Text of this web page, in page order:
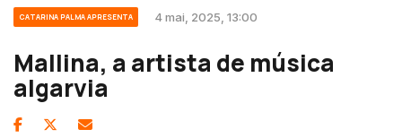
CATARINA PALMA APRESENTA 4 mai, 2025, 13:00
Mallina, a artista de música
algarvia